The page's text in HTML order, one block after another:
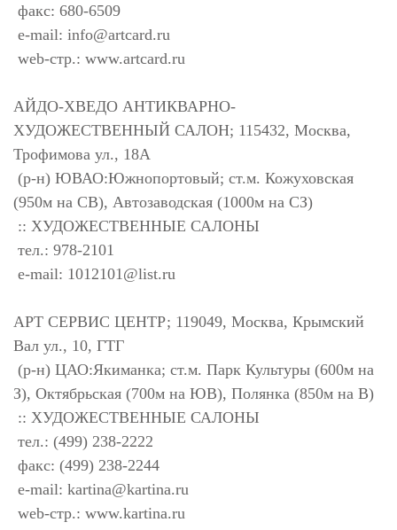
факс: 680-6509
e-mail: info@artcard.ru
web-стр.: www.artcard.ru
АЙДО-ХВЕДО АНТИКВАРНО-
ХУДОЖЕСТВЕННЫЙ САЛОН; 115432, Москва,
Трофимова ул., 18А
(р-н) ЮВАО:Южнопортовый; ст.м. Кожуховская
(950м на СВ), Автозаводская (1000м на СЗ)
:: ХУДОЖЕСТВЕННЫЕ САЛОНЫ
тел.: 978-2101
e-mail: 1012101@list.ru
АРТ СЕРВИС ЦЕНТР; 119049, Москва, Крымский
Вал ул., 10, ГТГ
(р-н) ЦАО:Якиманка; ст.м. Парк Культуры (600м на
З), Октябрьская (700м на ЮВ), Полянка (850м на В)
:: ХУДОЖЕСТВЕННЫЕ САЛОНЫ
тел.: (499) 238-2222
факс: (499) 238-2244
e-mail: kartina@kartina.ru
web-стр.: www.kartina.ru